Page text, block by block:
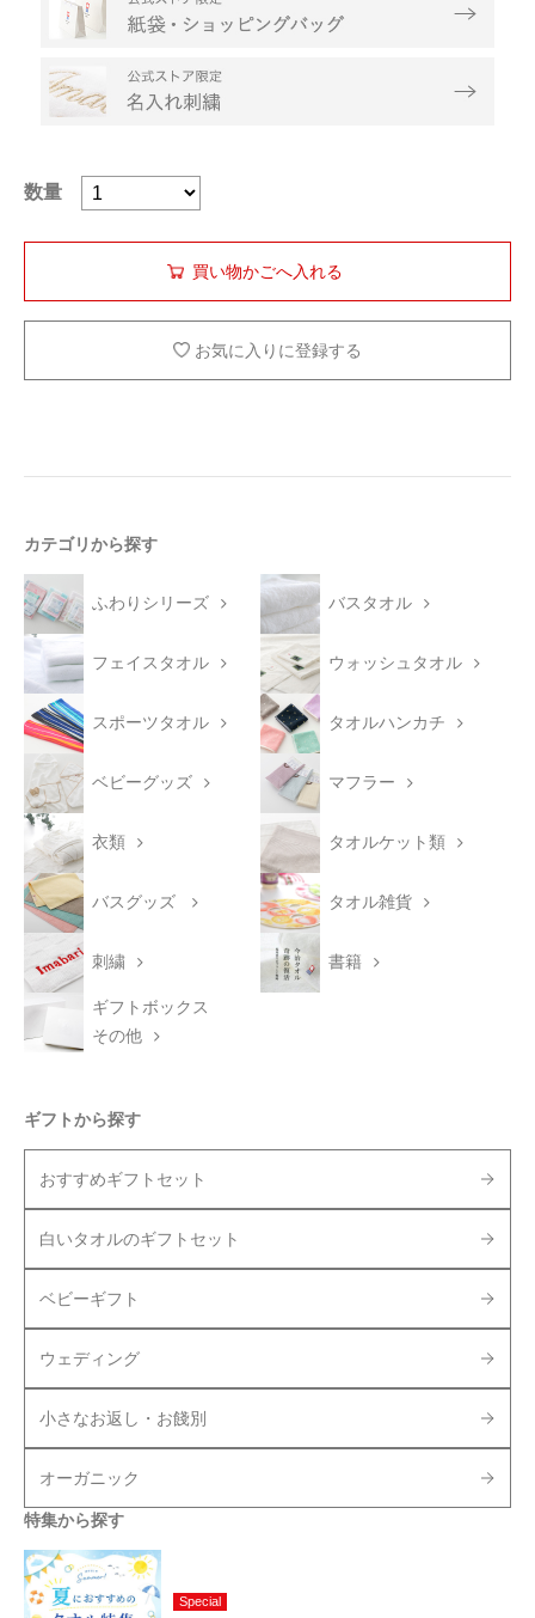
数量
お気に入りに登録する
カテゴリから探す
ふわりシリーズ バスタオル
フェイスタオル ウォッシュタオル
スポーツタオル タオルハンカチ
ベビーグッズ マフラー
衣類 タオルケット類
バスグッズ タオル雑貨
刺繍 書籍
ギフトボックス
その他
ギフトから探す
おすすめギフトセット
白いタオルのギフトセット
ベビーギフト
ウェディング
小さなお返し・お餞別
オーガニック
特集から探す
Special